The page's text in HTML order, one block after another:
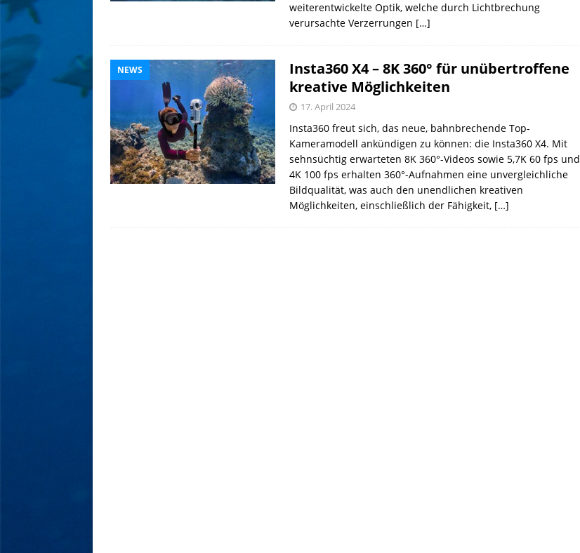
weiterentwickelte Optik, welche durch Lichtbrechung
verursachte Verzerrungen […]
NEWS
Insta360 X4 – 8K 360° für unübertroffene
kreative Möglichkeiten
17. April 2024
Insta360 freut sich, das neue, bahnbrechende Top-
Kameramodell ankündigen zu können: die Insta360 X4. Mit
sehnsüchtig erwarteten 8K 360°-Videos sowie 5,7K 60 fps und
4K 100 fps erhalten 360°-Aufnahmen eine unvergleichliche
Bildqualität, was auch den unendlichen kreativen
Möglichkeiten, einschließlich der Fähigkeit, […]